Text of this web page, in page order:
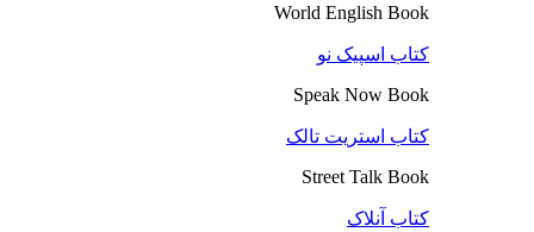
World English Book
کتاب اسپیک نو
Speak Now Book
کتاب استریت تالک
Street Talk Book
کتاب آنلاک